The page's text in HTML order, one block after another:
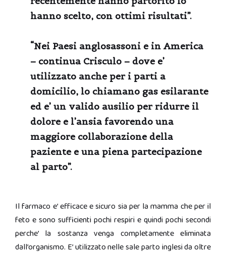
hanno scelto, con ottimi risultati”.
“Nei Paesi anglosassoni e in America
– continua Crisculo – dove e’
utilizzato anche per i parti a
domicilio, lo chiamano gas esilarante
ed e’ un valido ausilio per ridurre il
dolore e l’ansia favorendo una
maggiore collaborazione della
paziente e una piena partecipazione
al parto”.
Il farmaco e’ efficace e sicuro sia per la mamma che per il
feto e sono sufficienti pochi respiri e quindi pochi secondi
perche’ la sostanza venga completamente eliminata
dall’organismo. E’ utilizzato nelle sale parto inglesi da oltre